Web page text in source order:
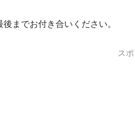
後までお付き合いください。
ス